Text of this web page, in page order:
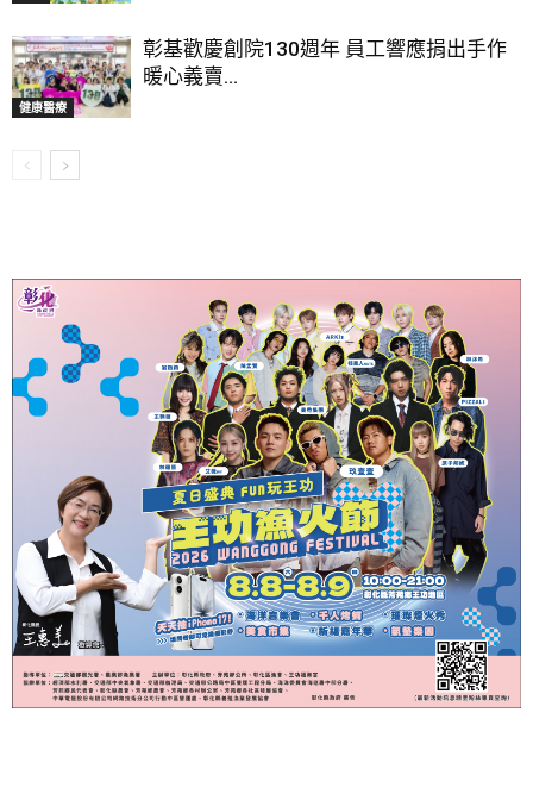
健康醫療
彰基歡慶創院130週年 員工響應捐出手作
暖心義賣...